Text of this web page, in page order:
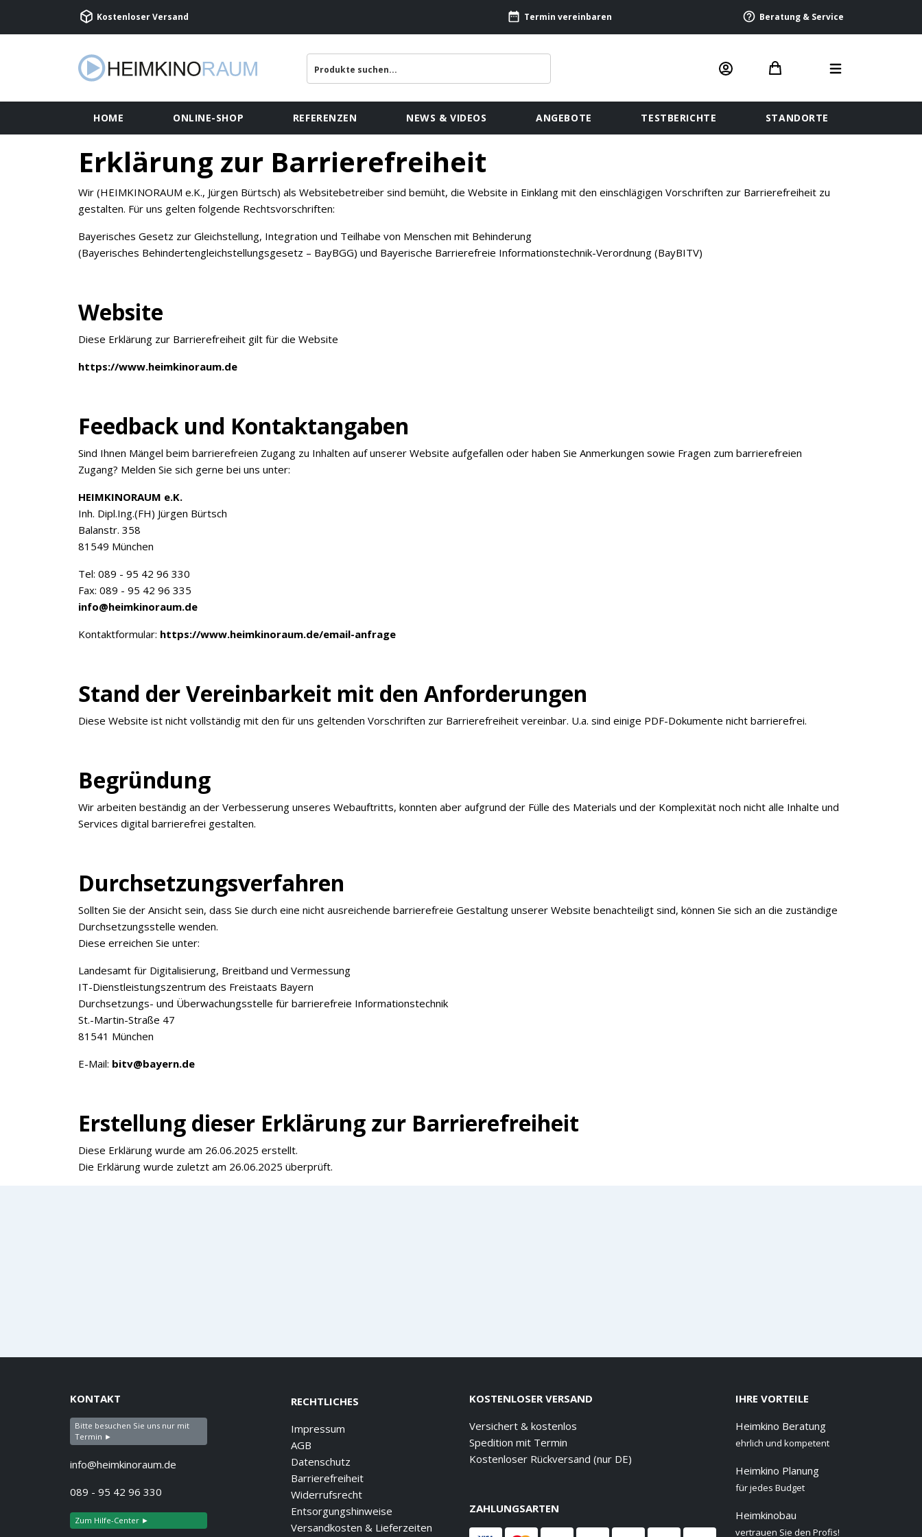
Kostenloser Versand Termin vereinbaren Beratung & Service
HOME ONLINE-SHOP REFERENZEN NEWS & VIDEOS ANGEBOTE TESTBERICHTE STANDORTE
Erklärung zur Barrierefreiheit
Wir (HEIMKINORAUM e.K., Jürgen Bürtsch) als Websitebetreiber sind bemüht, die Website in Einklang mit den einschlägigen Vorschriften zur Barrierefreiheit zu
gestalten. Für uns gelten folgende Rechtsvorschriften:
Bayerisches Gesetz zur Gleichstellung, Integration und Teilhabe von Menschen mit Behinderung
(Bayerisches Behindertengleichstellungsgesetz – BayBGG) und Bayerische Barrierefreie Informationstechnik-Verordnung (BayBITV)
Website
Diese Erklärung zur Barrierefreiheit gilt für die Website
https://www.heimkinoraum.de
Feedback und Kontaktangaben
Sind Ihnen Mängel beim barrierefreien Zugang zu Inhalten auf unserer Website aufgefallen oder haben Sie Anmerkungen sowie Fragen zum barrierefreien
Zugang? Melden Sie sich gerne bei uns unter:
HEIMKINORAUM e.K.
Inh. Dipl.Ing.(FH) Jürgen Bürtsch
Balanstr. 358
81549 München
Tel: 089 - 95 42 96 330
Fax: 089 - 95 42 96 335
info@heimkinoraum.de
Kontaktformular: https://www.heimkinoraum.de/email-anfrage
Stand der Vereinbarkeit mit den Anforderungen
Diese Website ist nicht vollständig mit den für uns geltenden Vorschriften zur Barrierefreiheit vereinbar. U.a. sind einige PDF-Dokumente nicht barrierefrei.
Begründung
Wir arbeiten beständig an der Verbesserung unseres Webauftritts, konnten aber aufgrund der Fülle des Materials und der Komplexität noch nicht alle Inhalte und
Services digital barrierefrei gestalten.
Durchsetzungsverfahren
Sollten Sie der Ansicht sein, dass Sie durch eine nicht ausreichende barrierefreie Gestaltung unserer Website benachteiligt sind, können Sie sich an die zuständige
Durchsetzungsstelle wenden.
Diese erreichen Sie unter:
Landesamt für Digitalisierung, Breitband und Vermessung
IT-Dienstleistungszentrum des Freistaats Bayern
Durchsetzungs- und Überwachungsstelle für barrierefreie Informationstechnik
St.-Martin-Straße 47
81541 München
E-Mail: bitv@bayern.de
Erstellung dieser Erklärung zur Barrierefreiheit
Diese Erklärung wurde am 26.06.2025 erstellt.
Die Erklärung wurde zuletzt am 26.06.2025 überprüft.
KONTAKT
Bitte besuchen Sie uns nur mit
Termin ►
info@heimkinoraum.de
089 - 95 42 96 330
Zum Hilfe-Center ►
RECHTLICHES
Impressum
AGB
Datenschutz
Barrierefreiheit
Widerrufsrecht
Entsorgungshinweise
Versandkosten & Lieferzeiten
KOSTENLOSER VERSAND
Versichert & kostenlos
Spedition mit Termin
Kostenloser Rückversand (nur DE)
ZAHLUNGSARTEN
IHRE VORTEILE
Heimkino Beratung
ehrlich und kompetent
Heimkino Planung
für jedes Budget
Heimkinobau
vertrauen Sie den Profis!
×
KEINE ANGEBOTE
VERPASSEN
Erhalten Sie exklusive Angebote, News und
Updates direkt in Ihr Postfach. Kostenlos und
jederzeit kündbar.
Jetzt anmelden
Mit der Anmeldung akzeptieren Sie unsere
Datenschutzerklärung. Sie können sich
jederzeit wieder abmelden.